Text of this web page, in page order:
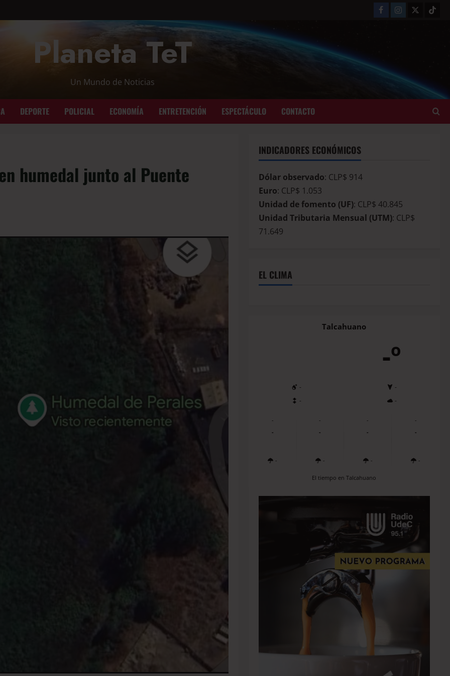
Planeta TeT
Un Mundo de Noticias
DEPORTE POLICIAL ECONOMÍA ENTRETENCIÓN ESPECTÁCULO CONTACTO
humedal junto al Puente
INDICADORES ECONÓMICOS
Dólar observado: CLP$ 914
Euro: CLP$ 1.053
Unidad de fomento (UF): CLP$ 40.845
Unidad Tributaria Mensual (UTM): CLP$
71.649
EL CLIMA
Talcahuano
-º
-
-
-
-
-
-
-
-
-
-
-
-
-
-
-
-
El tiempo en Talcahuano